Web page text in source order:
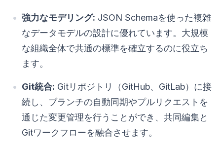
強力なモデリング: JSON Schemaを使った複雑
なデータモデルの設計に優れています。大規模
な組織全体で共通の標準を確立するのに役立ち
ます。
Git統合: Gitリポジトリ（GitHub、GitLab）に接
続し、ブランチの自動同期やプルリクエストを
通じた変更管理を行うことができ、共同編集と
Gitワークフローを融合させます。